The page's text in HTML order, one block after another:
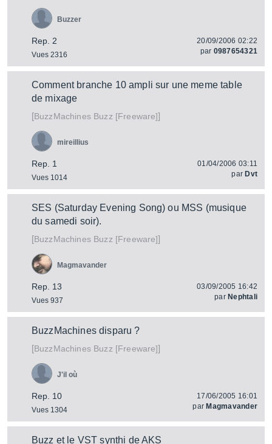
Rep. 2
Vues 2316
Buzzer
20/09/2006 02:22
par 0987654321
Comment branche 10 ampli sur une meme table
de mixage
[BuzzMachinesBuzz [Freeware]]
Rep. 1
Vues 1014
mireillius
01/04/2006 03:11
par Dvt
SES (Saturday Evening Song) ou MSS (musique
du samedi soir).
[BuzzMachinesBuzz [Freeware]]
Rep. 13
Vues 937
Magmavander
03/09/2005 16:42
par Nephtali
BuzzMachines disparu ?
[BuzzMachinesBuzz [Freeware]]
Rep. 10
Vues 1304
J'il où
17/06/2005 16:01
par Magmavander
Buzz et le VST synthi de AKS